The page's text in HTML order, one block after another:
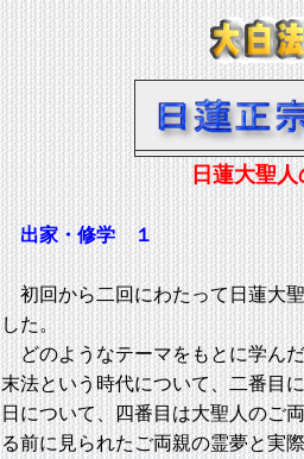
日蓮大聖
出家・修学 １
初回から二回にわたって日蓮大
した。
どのようなテーマをもとに学ん
末法という時代について、二番目
日について、四番目は大聖人のご
る前に見られたご両親の霊夢と実